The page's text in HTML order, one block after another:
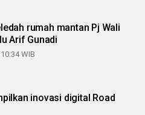
rumah mantan Pj Wali
Arif Gunadi
WIB
inovasi digital Road